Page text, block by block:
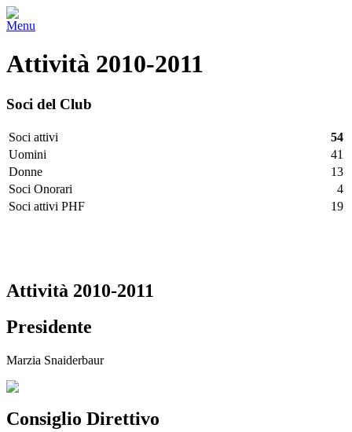
Menu
Attività 2010-2011
Soci del Club
Soci attivi
54
Uomini
41
Donne
13
Soci Onorari
4
Soci attivi PHF
19
Attività 2010-2011
Presidente
Marzia Snaiderbaur
Consiglio Direttivo